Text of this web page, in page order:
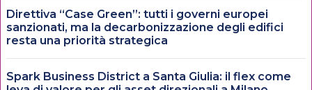
Direttiva “Case Green”: tutti i governi europei
sanzionati, ma la decarbonizzazione degli edifici
resta una priorità strategica
Spark Business District a Santa Giulia: il flex come